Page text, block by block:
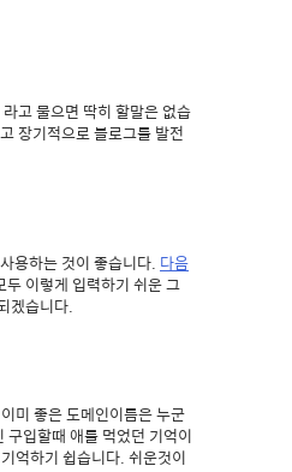
고 물으면 딱히 할말은 없습
장기적으로 블로그를 발전
용하는 것이 좋습니다. 다음
이렇게 입력하기 쉬운 그
겠습니다.
미 좋은 도메인이름은 누군
입할때 애를 먹었던 기억이
억하기 쉽습니다. 쉬운것이